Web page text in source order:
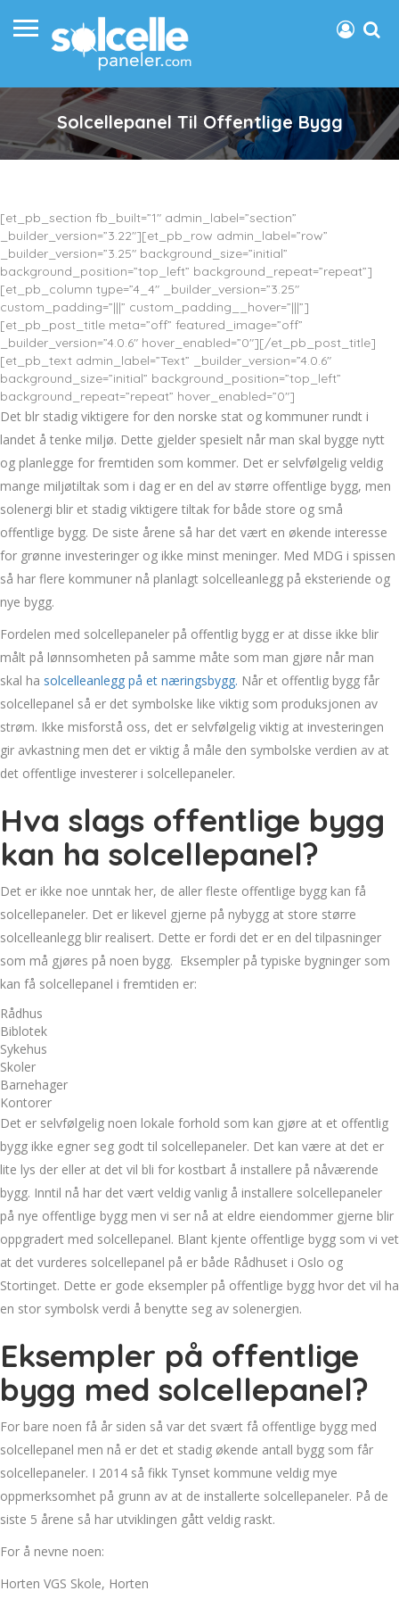
Solcellepanel Til Offentlige Bygg
[et_pb_section fb_built=”1″ admin_label=”section”
_builder_version=”3.22″][et_pb_row admin_label=”row”
_builder_version=”3.25″ background_size=”initial”
background_position=”top_left” background_repeat=”repeat”]
[et_pb_column type=”4_4″ _builder_version=”3.25″
custom_padding=”|||” custom_padding__hover=”|||”]
[et_pb_post_title meta=”off” featured_image=”off”
_builder_version=”4.0.6″ hover_enabled=”0″][/et_pb_post_title]
[et_pb_text admin_label=”Text” _builder_version=”4.0.6″
background_size=”initial” background_position=”top_left”
background_repeat=”repeat” hover_enabled=”0″]
Det blr stadig viktigere for den norske stat og kommuner rundt i
landet å tenke miljø. Dette gjelder spesielt når man skal bygge nytt
og planlegge for fremtiden som kommer. Det er selvfølgelig veldig
mange miljøtiltak som i dag er en del av større offentlige bygg, men
solenergi blir et stadig viktigere tiltak for både store og små
offentlige bygg. De siste årene så har det vært en økende interesse
for grønne investeringer og ikke minst meninger. Med MDG i spissen
så har flere kommuner nå planlagt solcelleanlegg på eksteriende og
nye bygg.
Fordelen med solcellepaneler på offentlig bygg er at disse ikke blir
målt på lønnsomheten på samme måte som man gjøre når man
skal ha solcelleanlegg på et næringsbygg. Når et offentlig bygg får
solcellepanel så er det symbolske like viktig som produksjonen av
strøm. Ikke misforstå oss, det er selvfølgelig viktig at investeringen
gir avkastning men det er viktig å måle den symbolske verdien av at
det offentlige investerer i solcellepaneler.
Hva slags offentlige bygg
kan ha solcellepanel?
Det er ikke noe unntak her, de aller fleste offentlige bygg kan få
solcellepaneler. Det er likevel gjerne på nybygg at store større
solcelleanlegg blir realisert. Dette er fordi det er en del tilpasninger
som må gjøres på noen bygg. Eksempler på typiske bygninger som
kan få solcellepanel i fremtiden er:
Rådhus
Biblotek
Sykehus
Skoler
Barnehager
Kontorer
Det er selvfølgelig noen lokale forhold som kan gjøre at et offentlig
bygg ikke egner seg godt til solcellepaneler. Det kan være at det er
lite lys der eller at det vil bli for kostbart å installere på nåværende
bygg. Inntil nå har det vært veldig vanlig å installere solcellepaneler
på nye offentlige bygg men vi ser nå at eldre eiendommer gjerne blir
oppgradert med solcellepanel. Blant kjente offentlige bygg som vi vet
at det vurderes solcellepanel på er både Rådhuset i Oslo og
Stortinget. Dette er gode eksempler på offentlige bygg hvor det vil ha
en stor symbolsk verdi å benytte seg av solenergien.
Eksempler på offentlige
bygg med solcellepanel?
For bare noen få år siden så var det svært få offentlige bygg med
solcellepanel men nå er det et stadig økende antall bygg som får
solcellepaneler. I 2014 så fikk Tynset kommune veldig mye
oppmerksomhet på grunn av at de installerte solcellepaneler. På de
siste 5 årene så har utviklingen gått veldig raskt.
For å nevne noen:
Horten VGS Skole, Horten